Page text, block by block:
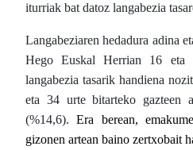
iturriak bat datoz langabezia
Langabeziaren hedadura adina
Hego Euskal Herrian 16 eta
langabezia tasarik handiena
eta 34 urte bitarteko gazteen
(%14,6).Era berean,
gizonen artean baino zertxobait